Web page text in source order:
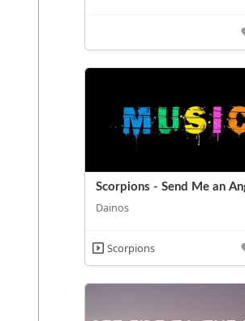
Scorpions - Send Me an
Dainos
Scorpions